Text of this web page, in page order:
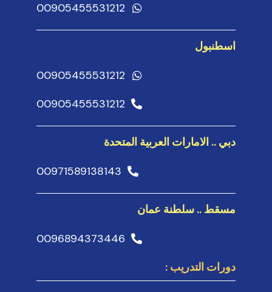
00905455531212
اسطنبول
00905455531212
00905455531212
دبي .. الامارات العربية المتحدة
00971589138143
مسقط .. سلطنة عمان
0096894373446
دورات التدريب :